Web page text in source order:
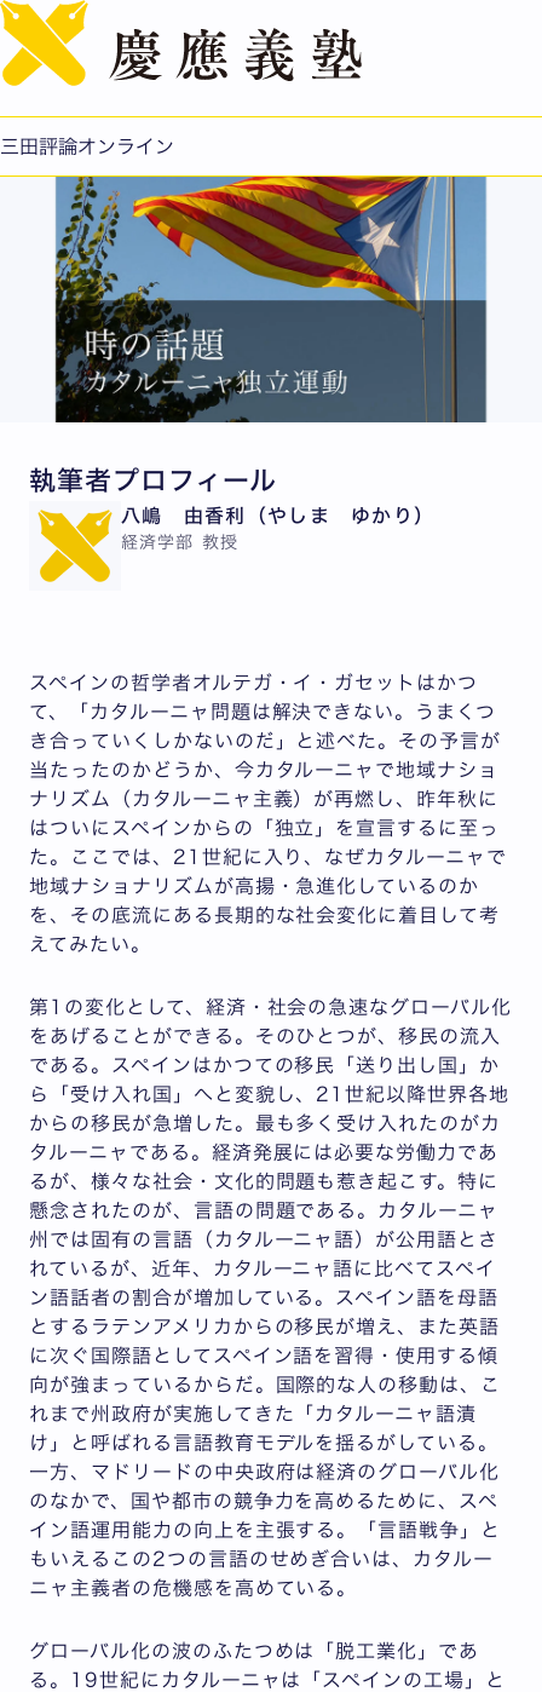
三田評論オンライン
カタルーニャ「独立問題」をどうみるか
執筆者プロフィール
八嶋 由香利（やしま ゆかり）
経済学部 教授
スペインの哲学者オルテガ・イ・ガセットはかつ
て、「カタルーニャ問題は解決できない。うまくつ
き合っていくしかないのだ」と述べた。その予言が
当たったのかどうか、今カタルーニャで地域ナショ
ナリズム（カタルーニャ主義）が再燃し、昨年秋に
はついにスペインからの「独立」を宣言するに至っ
た。ここでは、21世紀に入り、なぜカタルーニャで
地域ナショナリズムが高揚・急進化しているのか
を、その底流にある長期的な社会変化に着目して考
えてみたい。
第1の変化として、経済・社会の急速なグローバル化
をあげることができる。そのひとつが、移民の流入
である。スペインはかつての移民「送り出し国」か
ら「受け入れ国」へと変貌し、21世紀以降世界各地
からの移民が急増した。最も多く受け入れたのがカ
タルーニャである。経済発展には必要な労働力であ
るが、様々な社会・文化的問題も惹き起こす。特に
懸念されたのが、言語の問題である。カタルーニャ
州では固有の言語（カタルーニャ語）が公用語とさ
れているが、近年、カタルーニャ語に比べてスペイ
ン語話者の割合が増加している。スペイン語を母語
とするラテンアメリカからの移民が増え、また英語
に次ぐ国際語としてスペイン語を習得・使用する傾
向が強まっているからだ。国際的な人の移動は、こ
れまで州政府が実施してきた「カタルーニャ語漬
け」と呼ばれる言語教育モデルを揺るがしている。
一方、マドリードの中央政府は経済のグローバル化
のなかで、国や都市の競争力を高めるために、スペ
イン語運用能力の向上を主張する。「言語戦争」と
もいえるこの2つの言語のせめぎ合いは、カタルー
ニャ主義者の危機感を高めている。
グローバル化の波のふたつめは「脱工業化」であ
る。19世紀にカタルーニャは「スペインの工場」と